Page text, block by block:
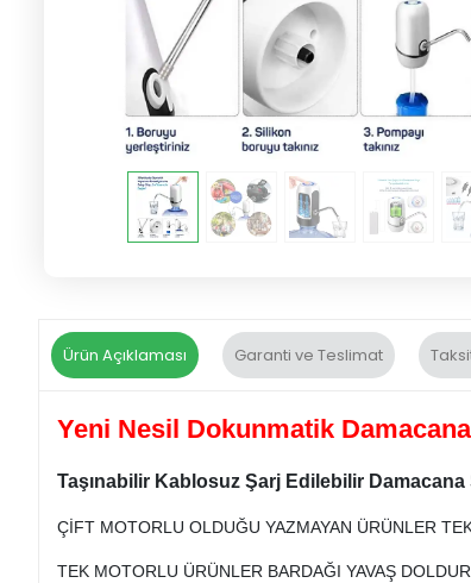
Ürün Açıklaması Garanti ve Teslimat
Yeni Nesil Dokunmatik
Taşınabilir Kablosuz Şarj Edilebilir Damacana
ÇİFT MOTORLU OLDUĞU YAZMAYAN ÜRÜNLER
TEK MOTORLU ÜRÜNLER BARDAĞI YAVAŞ